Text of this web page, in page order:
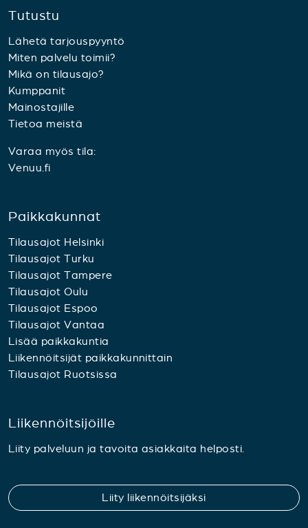
Tutustu
Lähetä tarjouspyyntö
Miten palvelu toimii?
Mikä on tilausajo?
Kumppanit
Mainostajille
Tietoa meistä
Varaa myös tila:
Venuu.fi
Paikkakunnat
Tilausajot Helsinki
Tilausajot Turku
Tilausajot Tampere
Tilausajot Oulu
Tilausajot Espoo
Tilausajot Vantaa
Lisää paikkakuntia
Liikennöitsijät paikkakunnittain
Tilausajot Ruotsissa
Liikennöitsijöille
Liity palveluun ja tavoita asiakkaita helposti.
Liity liikennöitsijäksi